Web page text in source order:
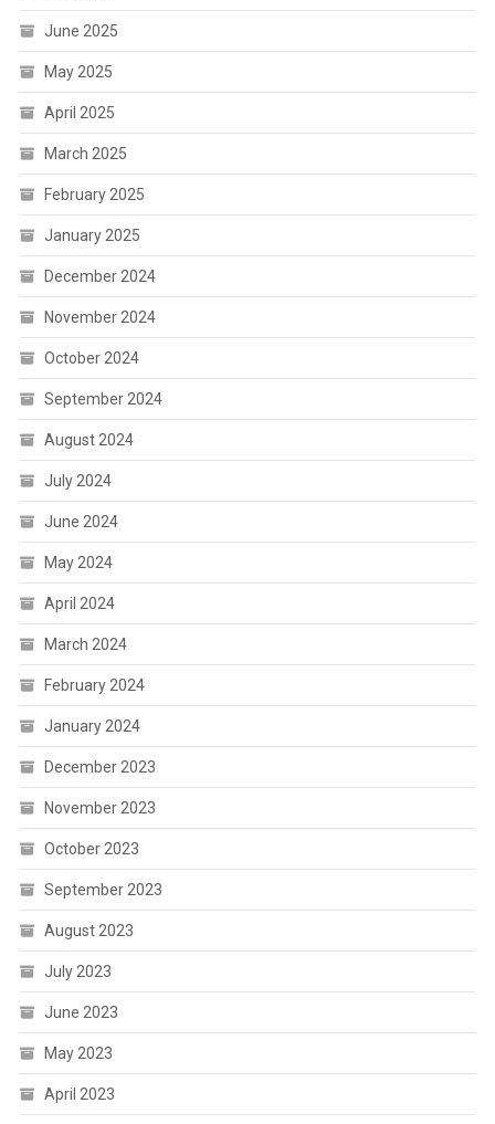
June 2025
May 2025
April 2025
March 2025
February 2025
January 2025
December 2024
November 2024
October 2024
September 2024
August 2024
July 2024
June 2024
May 2024
April 2024
March 2024
February 2024
January 2024
December 2023
November 2023
October 2023
September 2023
August 2023
July 2023
June 2023
May 2023
April 2023